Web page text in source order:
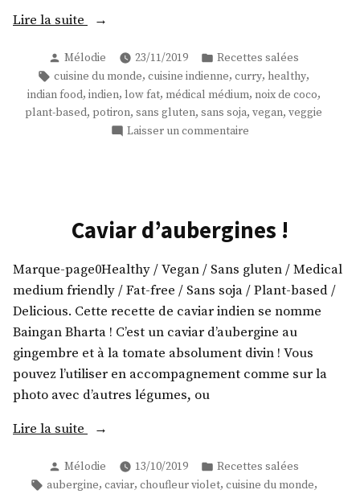
Lire la suite
« Un
potiron-
noix
de
coco
Publié
par
Mélodie 23/11/2019
Publié
dans
Recettes salées
Étiquettes :
cuisine du monde, cuisine indienne, curry, healthy,
indian food, indien, low fat, médical médium, noix de coco,
plant-based, potiron, sans gluten, sans soja, vegan, veggie
Laisser un commentaire
coco
Caviar d’aubergines !
Marque-page0Healthy / Vegan / Sans gluten / Medical
medium friendly / Fat-free / Sans soja / Plant-based /
Delicious. Cette recette de caviar indien se nomme
Baingan Bharta ! C’est un caviar d’aubergine au
gingembre et à la tomate absolument divin ! Vous
pouvez l’utiliser en accompagnement comme sur la
photo avec d’autres légumes, ou
Lire la suite « Caviar
! »
Publié
par
Mélodie 13/10/2019
Publié
dans
Recettes salées
Étiquettes :
aubergine, caviar, choufleur violet, cuisine du monde,